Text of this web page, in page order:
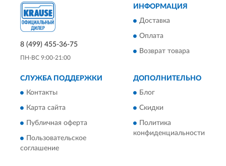
8 (499) 455-36-75
ПН-ВС 9:00-21:00
ИНФОРМАЦИЯ
Доставка
Оплата
Возврат товара
СЛУЖБА ПОДДЕРЖКИ
Контакты
Карта сайта
Публичная оферта
Пользовательское
соглашение
ДОПОЛНИТЕЛЬНО
Блог
Скидки
Политика
конфиденциальности